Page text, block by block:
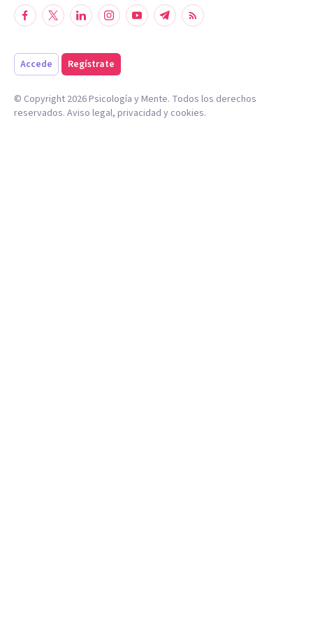
Accede Regístrate
© Copyright 2026Psicología y Mente. Todos los derechos
reservados. Aviso legal, privacidad y cookies.